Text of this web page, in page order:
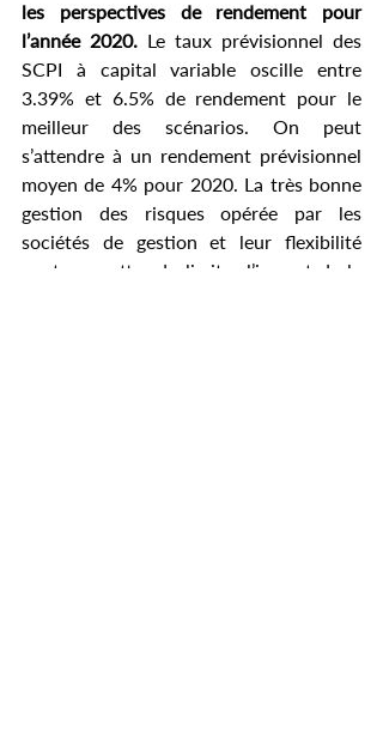
les perspectives de rendement pour
l’année 2020. Le taux prévisionnel des
SCPI à capital variable oscille entre
3.39% et 6.5% de rendement pour le
meilleur des scénarios. On peut
s’attendre à un rendement prévisionnel
moyen de 4% pour 2020. La très bonne
gestion des risques opérée par les
sociétés de gestion et leur flexibilité
vont permettre de limiter l’impact de la